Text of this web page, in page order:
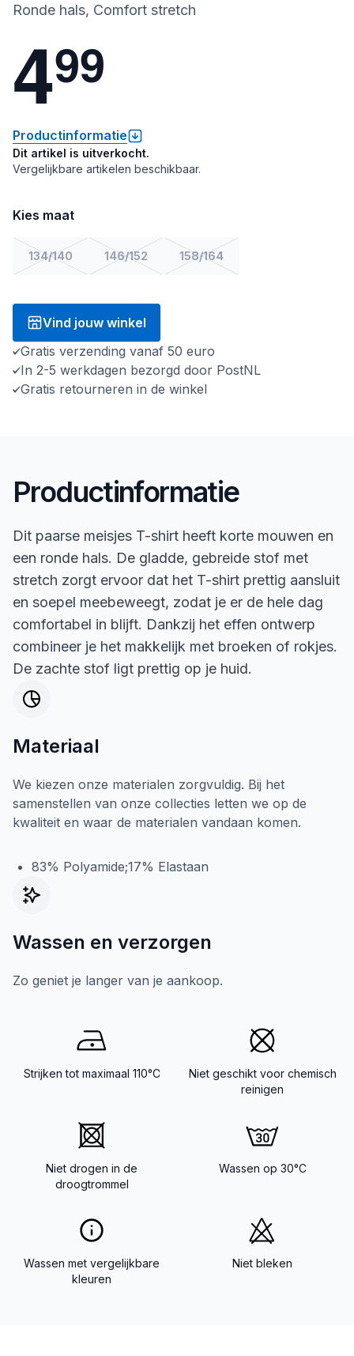
Ronde hals, Comfort stretch
499
Productinformatie
Dit artikel is uitverkocht.
Vergelijkbare artikelen beschikbaar.
Kies maat
134/140 146/152 158/164
Vind jouw winkel
Gratis verzending vanaf 50 euro
In 2-5 werkdagen bezorgd door PostNL
Gratis retourneren in de winkel
Productinformatie
Dit paarse meisjes T-shirt heeft korte mouwen en
een ronde hals. De gladde, gebreide stof met
stretch zorgt ervoor dat het T-shirt prettig aansluit
en soepel meebeweegt, zodat je er de hele dag
comfortabel in blijft. Dankzij het effen ontwerp
combineer je het makkelijk met broeken of rokjes.
De zachte stof ligt prettig op je huid.
Materiaal
We kiezen onze materialen zorgvuldig. Bij het
samenstellen van onze collecties letten we op de
kwaliteit en waar de materialen vandaan komen.
83% Polyamide;17% Elastaan
Wassen en verzorgen
Zo geniet je langer van je aankoop.
Strijken tot maximaal 110°C
Niet geschikt voor chemisch
reinigen
Niet drogen in de
droogtrommel
Wassen op 30°C
Wassen met vergelijkbare
kleuren
Niet bleken